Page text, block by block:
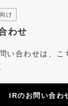
け
わせ
い合わせは、こ
IRのお問い合わ